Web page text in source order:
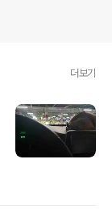
더보기